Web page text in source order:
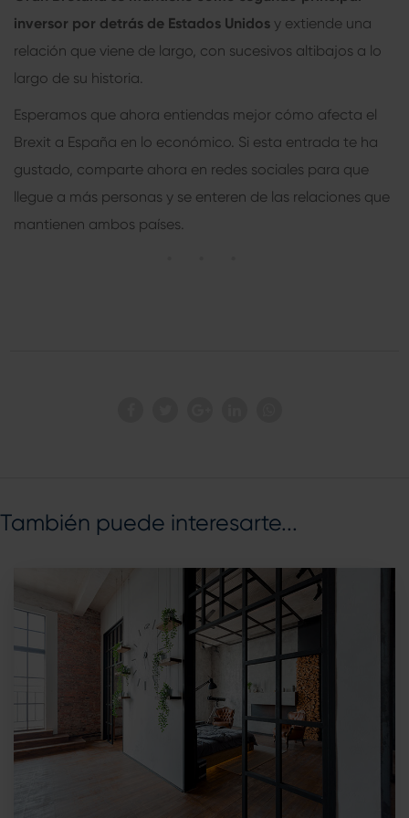
inversor por detrás de Estados Unidos y extiende una
relación que viene de largo, con sucesivos altibajos a lo
largo de su historia.
Esperamos que ahora entiendas mejor cómo afecta el
Brexit a España en lo económico. Si esta entrada te ha
gustado, comparte ahora en redes sociales para que
llegue a más personas y se enteren de las relaciones que
mantienen ambos países.
También puede interesarte...